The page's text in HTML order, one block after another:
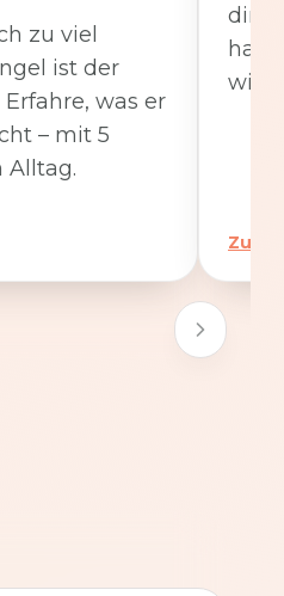
zu viel
ist der
was er
– mit 5
Alltag.
hat.
Zum